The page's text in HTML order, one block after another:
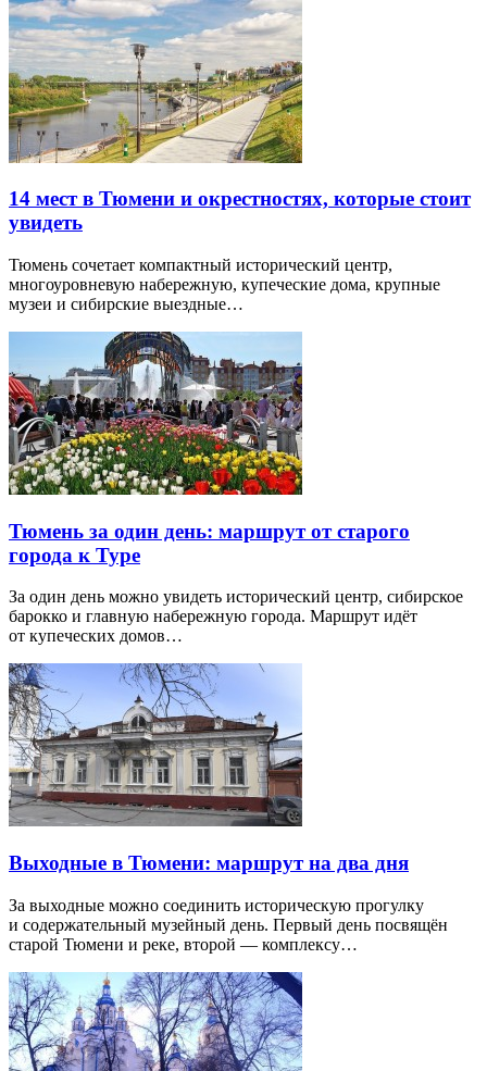
14 мест в Тюмени и окрестностях, которые стоит
увидеть
Тюмень сочетает компактный исторический центр,
многоуровневую набережную, купеческие дома, крупные
музеи и сибирские выездные…
Тюмень за один день: маршрут от старого
города к Туре
За один день можно увидеть исторический центр, сибирское
барокко и главную набережную города. Маршрут идёт
от купеческих домов…
Выходные в Тюмени: маршрут на два дня
За выходные можно соединить историческую прогулку
и содержательный музейный день. Первый день посвящён
старой Тюмени и реке, второй — комплексу…